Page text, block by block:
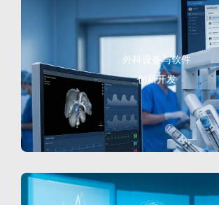
外科设备与软件
创新开发